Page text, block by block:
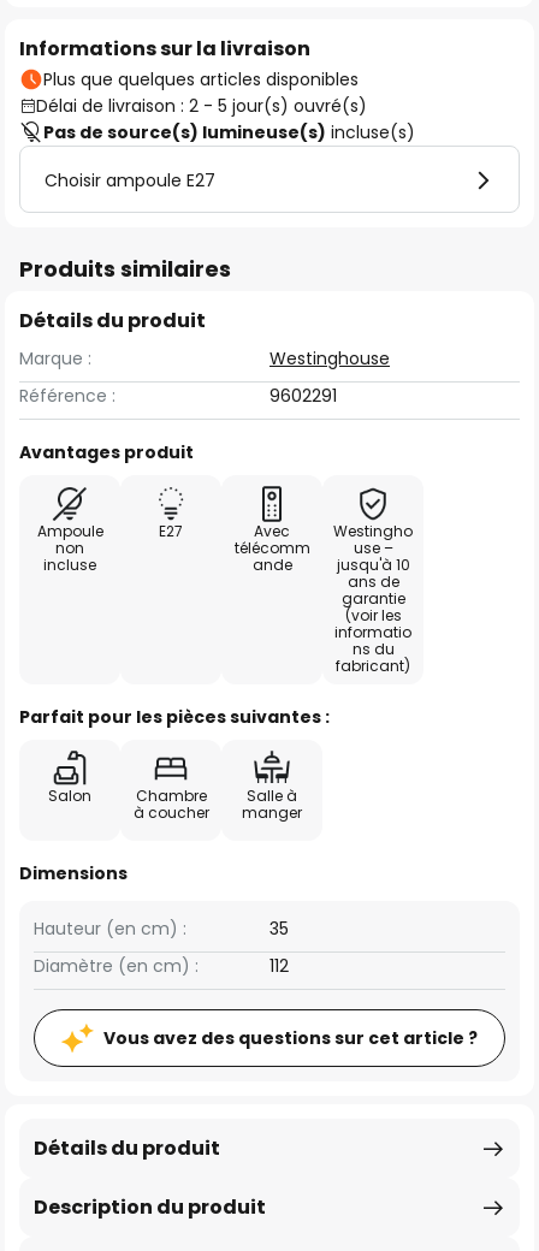
Informations sur la livraison
Plus que quelques articles disponibles
Délai de livraison : 2 - 5 jour(s) ouvré(s)
Pas de source(s) lumineuse(s) incluse(s)
Choisir ampoule E27
Produits similaires
Détails du produit
Marque :
Westinghouse
Référence :
9602291
Avantages produit
Ampoule
non
incluse
E27
Avec
télécomm
ande
Westingho
use –
jusqu'à 10
ans de
garantie
(voir les
informatio
ns du
fabricant)
Parfait pour les pièces suivantes :
Salon
Chambre
à coucher
Salle à
manger
Dimensions
Hauteur (en cm) :
35
Diamètre (en cm) :
112
Vous avez des questions sur cet article ?
Description du produit
Détails du produit